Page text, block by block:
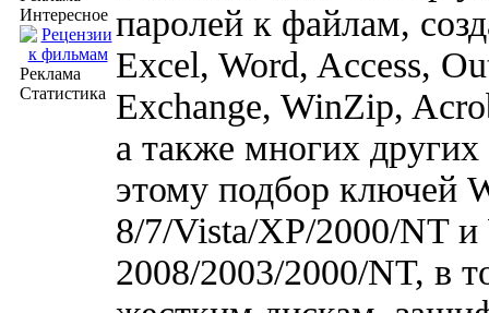
Интересное
Реклама
Статистика
паролей к файлам,
Excel, Word, Access,
Exchange, WinZip,
а также многих
этому подбор ключей
8/7/Vista/XP/2000/NT и
2008/2003/2000/NT, в